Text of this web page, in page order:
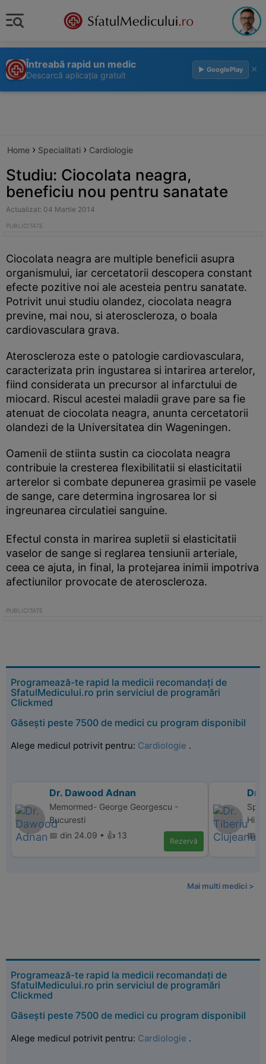
Întreabă rapid un medic
Descarcă aplicația gratuit
▶ GooglePlay ×
Home › Specialitati › Cardiologie
Studiu: Ciocolata neagra,
beneficiu nou pentru sanatate
Actualizat: 04 Martie 2014
Ciocolata neagra are multiple beneficii asupra
organismului, iar cercetatorii descopera constant
efecte pozitive noi ale acesteia pentru sanatate.
Potrivit unui studiu olandez, ciocolata neagra
previne, mai nou, si ateroscleroza, o boala
cardiovasculara grava.
Ateroscleroza este o patologie cardiovasculara,
caracterizata prin ingustarea si intarirea arterelor,
fiind considerata un precursor al infarctului de
miocard. Riscul acestei maladii grave pare sa fie
atenuat de ciocolata neagra, anunta cercetatorii
olandezi de la Universitatea din Wageningen.
Oamenii de stiinta sustin ca ciocolata neagra
contribuie la cresterea flexibilitatii si elasticitatii
arterelor si combate depunerea grasimii pe vasele
de sange, care determina ingrosarea lor si
ingreunarea circulatiei sanguine.
Efectul consta in marirea supletii si elasticitatii
vaselor de sange si reglarea tensiunii arteriale,
ceea ce ajuta, in final, la protejarea inimii impotriva
afectiunilor provocate de ateroscleroza.
Programează-te rapid la medicii recomandați de
SfatulMedicului.ro prin serviciul de programări
Clickmed
Găsești peste 7500 de medici cu program disponibil
Alege medicul potrivit pentru: Cardiologie .
Dr. Dawood Adnan
Memormed- George Georgescu -
Bucuresti
📅 din 24.09 • 👍 13
Rezervă
Dr.
📅
Mai multi medici >
Programează-te rapid la medicii recomandați de
SfatulMedicului.ro prin serviciul de programări
Clickmed
Găsești peste 7500 de medici cu program disponibil
Alege medicul potrivit pentru: Cardiologie .